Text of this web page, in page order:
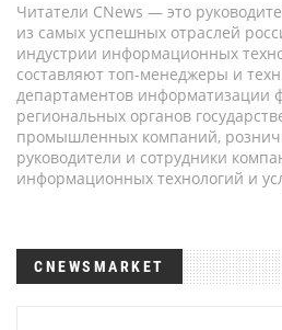
Читатели CNews — это
из самых успешных отраслей
индустрии информационных
составляют топ-менеджеры и
департаментов информатизации
региональных органов
промышленных компаний,
руководители и сотрудники
информационных технологий и
CNEWSMARKET